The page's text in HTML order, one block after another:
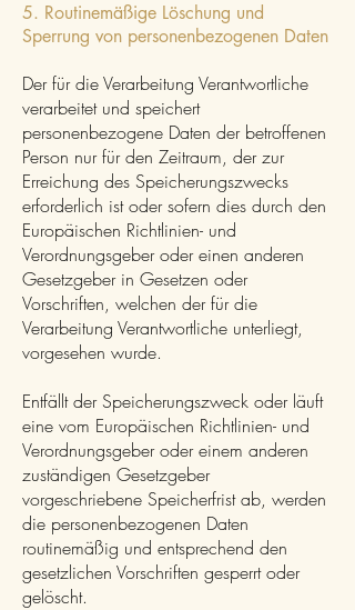
5. Routinemäßige Löschung und
Sperrung von personenbezogenen Daten
Der für die Verarbeitung Verantwortliche
verarbeitet und speichert
personenbezogene Daten der betroffenen
Person nur für den Zeitraum, der zur
Erreichung des Speicherungszwecks
erforderlich ist oder sofern dies durch den
Europäischen Richtlinien- und
Verordnungsgeber oder einen anderen
Gesetzgeber in Gesetzen oder
Vorschriften, welchen der für die
Verarbeitung Verantwortliche unterliegt,
vorgesehen wurde.
Entfällt der Speicherungszweck oder läuft
eine vom Europäischen Richtlinien- und
Verordnungsgeber oder einem anderen
zuständigen Gesetzgeber
vorgeschriebene Speicherfrist ab, werden
die personenbezogenen Daten
routinemäßig und entsprechend den
gesetzlichen Vorschriften gesperrt oder
gelöscht.